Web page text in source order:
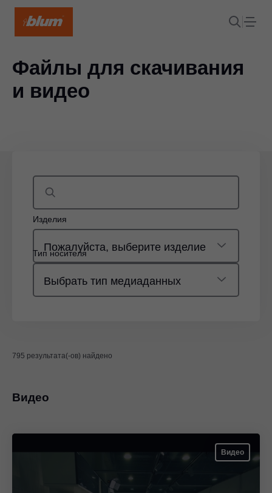
Файлы для скачивания
и видео
Изделия
Пожалуйста, выберите изделие
Тип носителя
Выбрать тип медиаданных
795 результата(-ов) найдено
Видео
Видео